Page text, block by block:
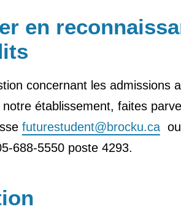
en
concernant les admissions
établissement, faites
futurestudent@brocku.caou
688-5550 poste 4293.